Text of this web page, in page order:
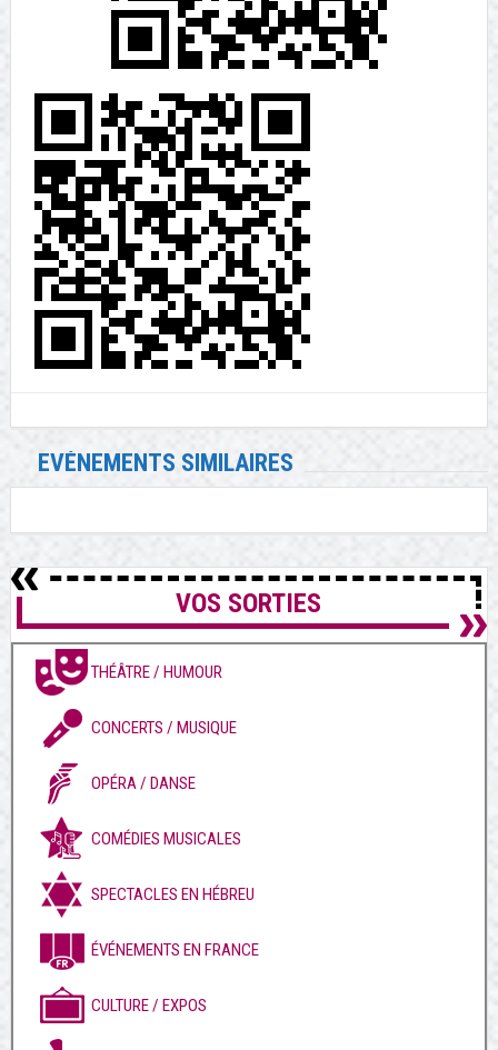
EVÉNEMENTS SIMILAIRES
VOS SORTIES
THÉÂTRE / HUMOUR
CONCERTS / MUSIQUE
OPÉRA / DANSE
COMÉDIES MUSICALES
SPECTACLES EN HÉBREU
ÉVÉNEMENTS EN FRANCE
CULTURE / EXPOS